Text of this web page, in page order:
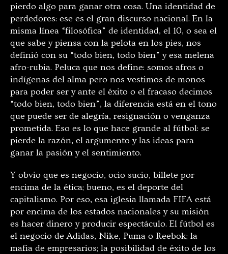
pierdo algo para ganar otra cosa. Una identidad de
perdedores: ese es el gran discurso nacional. En la
misma línea “filosófica” de identidad, el 10, o sea el
que sabe y piensa con la pelota en los pies, nos
definió con su “todo bien, todo bien” y esa melena
afro-rubia. Peluca que nos define: somos afros o
indígenas del alma pero nos vestimos de monos
para poder ser y ante el éxito o el fracaso decimos
“todo bien, todo bien”, la diferencia está en el tono
que puede ser de alegría, resignación o venganza
prometida. Eso es lo que hace grande al fútbol: se
pierde la razón, el argumento y las ideas para
ganar la pasión y el sentimiento.
Y obvio que es negocio, ocio sucio, billete por
encima de la ética; bueno, es el deporte del
capitalismo. Por eso, esa iglesia llamada FIFA está
por encima de los estados nacionales y su misión
es hacer dinero y producir espectáculo. El fútbol es
el negocio de Adidas, Nike, Puma o Reebok; la
mafia de empresarios; la posibilidad de éxito de los